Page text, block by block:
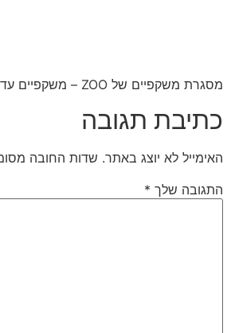
מסגרת משקפיים של ZOO – משקפיים עד הבית
כתיבת תגובה
האימייל לא יוצג באתר. שדות החובה
התגובה שלך *